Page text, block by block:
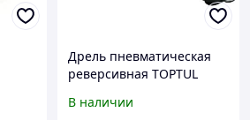
Дрель пневматическая
реверсивная TOPTUL
об/мин)
В наличии